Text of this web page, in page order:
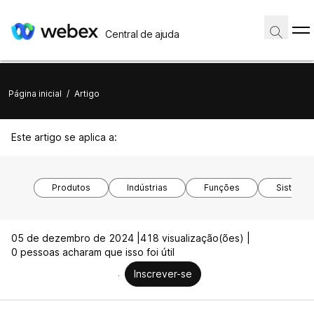
Central de ajuda
Página inicial / Artigo
Este artigo se aplica a:
Produtos Indústrias Funções
05 de dezembro de 2024 | 418 visualização(ões) |
0 pessoas acharam que isso foi útil
Inscrever-se